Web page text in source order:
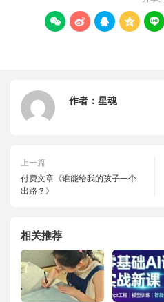
    
作者： 星魂
上一篇
付费文章《谁能给我的孩子一个
出路？》
相关推荐